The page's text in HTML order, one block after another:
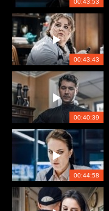
00:43:53
00:43:43
00:40:39
00:44:58